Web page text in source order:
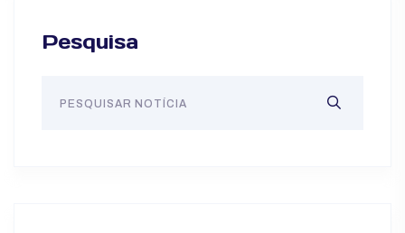
Pesquisa